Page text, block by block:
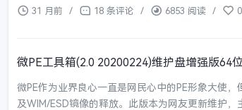
31 月前 / 18 条评论 / 6853 阅读 /
微PE工具箱(2.0 20200224)维护盘增强版64位
微PE作为业界良心一直是网民心中的PE形象大使
及WIM/ESD镜像的释放。此版本为网友更新维护，